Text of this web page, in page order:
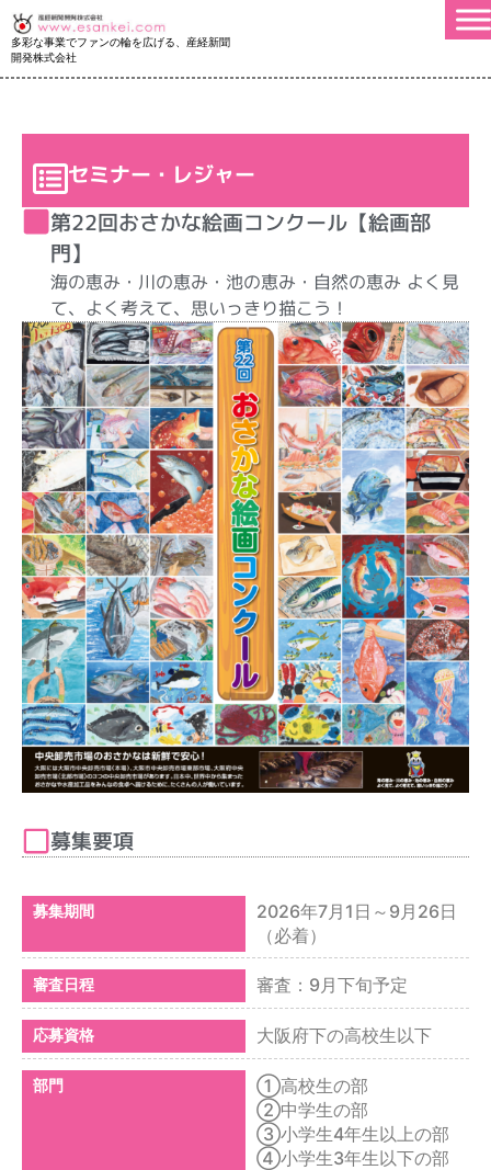
多彩な事業でファンの輪を広げる、産経新聞
開発株式会社
セミナー・レジャー
第22回おさかな絵画コンクール【絵画部
門】
海の恵み・川の恵み・池の恵み・自然の恵み よく見
て、よく考えて、思いっきり描こう！
募集要項
募集期間
2026年7月1日～9月26日
（必着）
審査日程 審査：9月下旬予定
応募資格 大阪府下の高校生以下
部門
①高校生の部
②中学生の部
③小学生4年生以上の部
④小学生3年生以下の部